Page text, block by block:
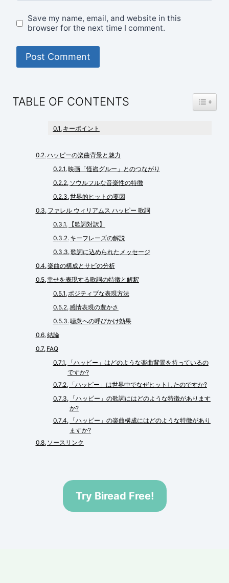
Save my name, email, and website in this
browser for the next time I comment.
TABLE OF CONTENTS
キーポイント
ハッピーの楽曲背景と魅力
映画「怪盗グルー」とのつながり
ソウルフルな音楽性の特徴
世界的ヒットの要因
ファレル ウィリアムス ハッピー 歌詞
【歌詞対訳】
キーフレーズの解説
歌詞に込められたメッセージ
楽曲の構成とサビの分析
幸せを表現する歌詞の特徴と解釈
ポジティブな表現方法
感情表現の豊かさ
聴衆への呼びかけ効果
結論
FAQ
「ハッピー」はどのような楽曲背景を持っているの
ですか?
「ハッピー」は世界中でなぜヒットしたのですか?
「ハッピー」の歌詞にはどのような特徴があります
か?
「ハッピー」の楽曲構成にはどのような特徴があり
ますか?
ソースリンク
Try Biread Free!